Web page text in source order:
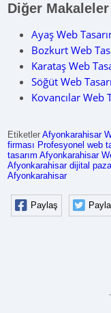
Diğer Makaleler
Ayaş Web
Bozkurt Web
Karataş Web
Söğüt Web
Kovancılar Web
EtiketlerAfyonkarahisar
firması Profesyonel web
tasarım Afyonkarahisar
Afyonkarahisar dijital
Afyonkarahisar
Paylaş